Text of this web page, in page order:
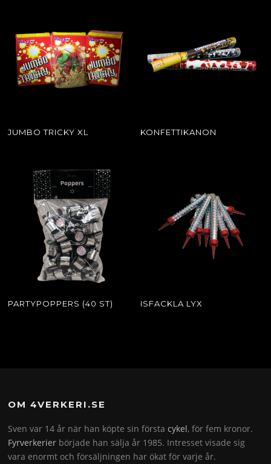
JUMBO TRICKY XL KONFETTIKANON
PARTYPOPPERS (40 ST) ISFACKLA LYX
OM 4VERKERI.SE
Sven var 14 år när han köpte sin förstacykel, för fem kronor.
Fyrverkerier började han sälja år 1985. Intresset visade sig
vara enormt och försäljningen har ökat för varje år.